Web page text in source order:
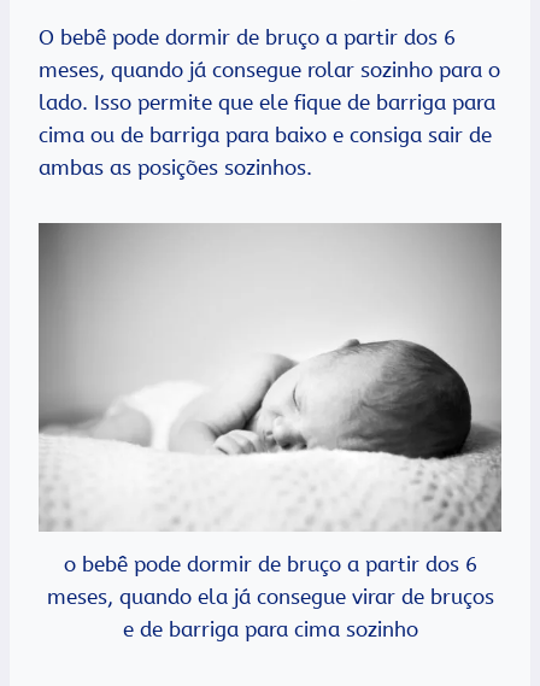
O bebê pode dormir de bruço a partir dos 6
meses, quando já consegue rolar sozinho para o
lado. Isso permite que ele fique de barriga para
cima ou de barriga para baixo e consiga sair de
ambas as posições sozinhos.
o bebê pode dormir de bruço a partir dos 6
meses, quando ela já consegue virar de bruços
e de barriga para cima sozinho